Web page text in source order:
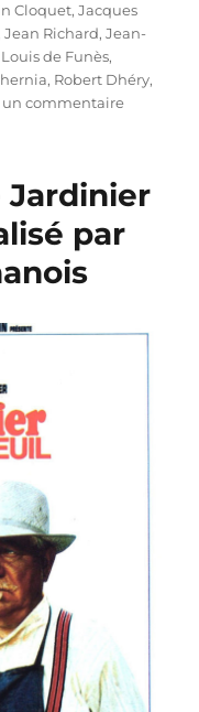
Cloquet,Jacques
Jean Richard,Jean-
Louis de Funès,
, Robert Dhéry,
un commentairesur
/
Robert
Jardinier
par